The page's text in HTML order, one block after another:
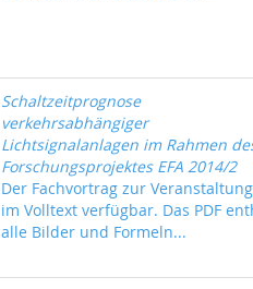
Schaltzeitprognose
verkehrsabhängiger
Lichtsignalanlagen im Rahmen
Forschungsprojektes EFA 2014/2
Der Fachvortrag zur
im Volltext verfügbar. Das PDF
alle Bilder und Formeln...